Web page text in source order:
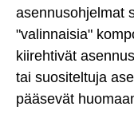
asennusohjelmat
"valinnaisia"
kiirehtivät
tai suositeltuja
pääsevät